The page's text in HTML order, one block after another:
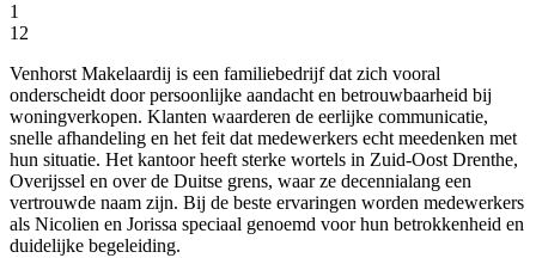
1
12
Venhorst Makelaardij is een familiebedrijf dat zich vooral
onderscheidt door persoonlijke aandacht en betrouwbaarheid bij
woningverkopen. Klanten waarderen de eerlijke communicatie,
snelle afhandeling en het feit dat medewerkers echt meedenken met
hun situatie. Het kantoor heeft sterke wortels in Zuid-Oost Drenthe,
Overijssel en over de Duitse grens, waar ze decennialang een
vertrouwde naam zijn. Bij de beste ervaringen worden medewerkers
als Nicolien en Jorissa speciaal genoemd voor hun betrokkenheid en
duidelijke begeleiding.